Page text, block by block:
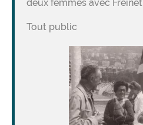
deux femmes avec Freinet
Tout public